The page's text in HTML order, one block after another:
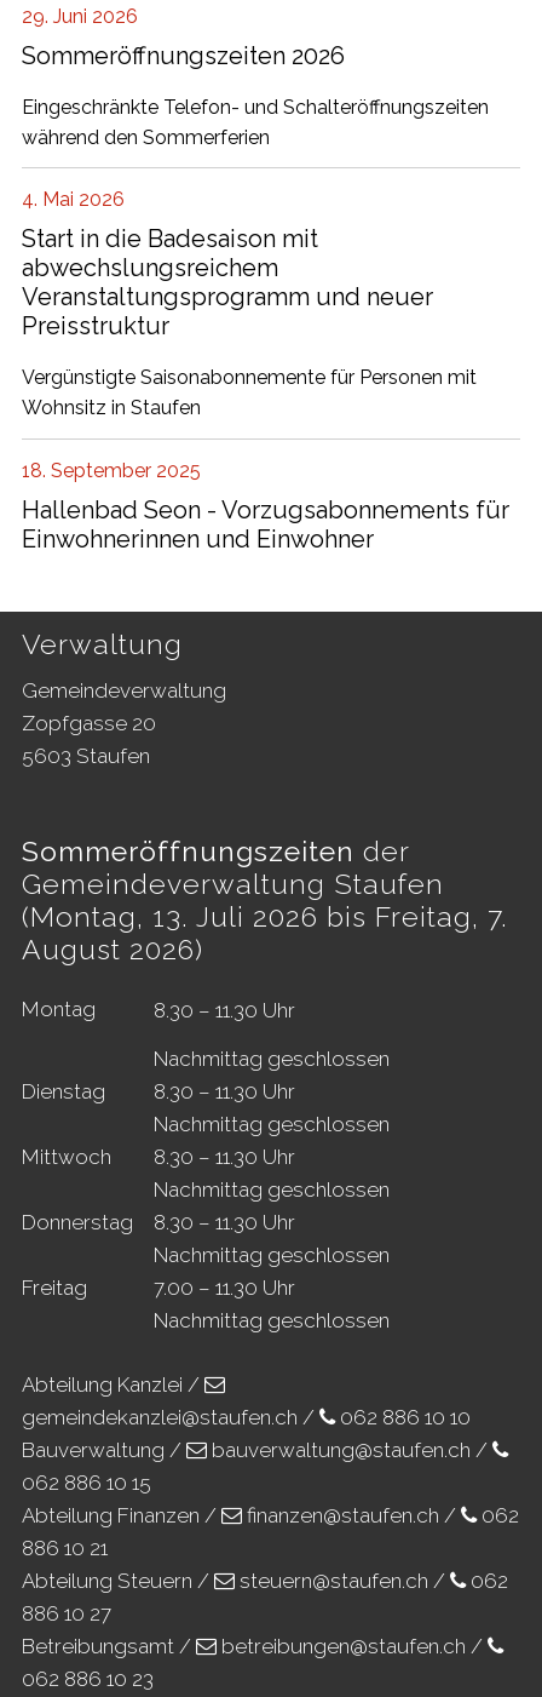
Sommeröffnungszeiten 2026
29. Juni 2026
Eingeschränkte Telefon- und Schalteröffnungszeiten
während den Sommerferien
Start in die Badesaison mit
abwechslungsreichem
Veranstaltungsprogramm und neuer
Preisstruktur
4. Mai 2026
Vergünstigte Saisonabonnemente für Personen mit
Wohnsitz in Staufen
Hallenbad Seon - Vorzugsabonnements für
Einwohnerinnen und Einwohner
18. September 2025
Footer
Verwaltung
Gemeindeverwaltung
Zopfgasse 20
5603 Staufen
Sommeröffnungszeiten der
Gemeindeverwaltung Staufen
(Montag, 13. Juli 2026 bis Freitag, 7.
August 2026)
Montag
8.30 – 11.30 Uhr
Nachmittag geschlossen
Dienstag
8.30 – 11.30 Uhr
Nachmittag geschlossen
Mittwoch
8.30 – 11.30 Uhr
Nachmittag geschlossen
Donnerstag
8.30 – 11.30 Uhr
Nachmittag geschlossen
Freitag
7.00 – 11.30 Uhr
Nachmittag geschlossen
Abteilung Kanzlei /
gemeindekanzlei@staufen.ch /
062 886 10 10
Bauverwaltung /
bauverwaltung@staufen.ch /
062 886 10 15
Abteilung Finanzen /
finanzen@staufen.ch /
062
886 10 21
Abteilung Steuern /
steuern@staufen.ch /
062
886 10 27
Betreibungsamt /
betreibungen@staufen.ch /
062 886 10 23